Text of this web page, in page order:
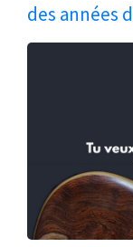
des années